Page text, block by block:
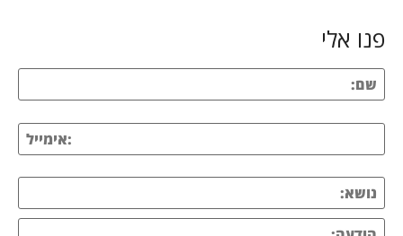
פנו אלי